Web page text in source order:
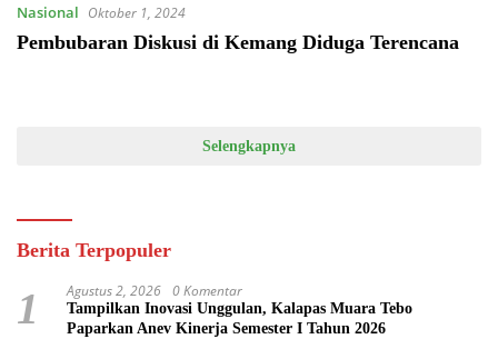
Nasional Oktober 1, 2024
Pembubaran Diskusi di Kemang Diduga Terencana
Selengkapnya
Berita Terpopuler
1 Agustus 2, 2026 0 Komentar
Tampilkan Inovasi Unggulan, Kalapas Muara Tebo
Paparkan Anev Kinerja Semester I Tahun 2026